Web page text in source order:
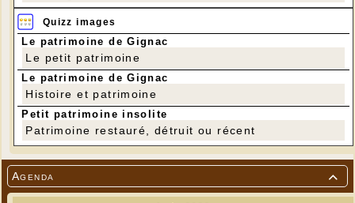

Agenda
Quizz images
Le patrimoine de Gignac
Le petit patrimoine
Le patrimoine de Gignac
Histoire et patrimoine
Petit patrimoine insolite
Patrimoine restauré, détruit ou récent